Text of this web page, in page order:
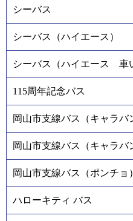
シーバス
シーバス（ハイエース）
シーバス（ハイエース 車
115周年記念バス
岡山市支線バス（キャラバ
岡山市支線バス（キャラ
岡山市支線バス（ポンチョ）
ハローキティ バス